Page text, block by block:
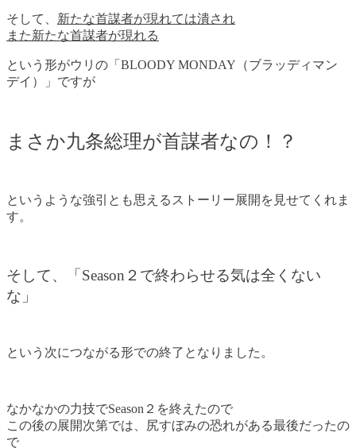
そして、 新たな首謀者が現れては潰され
また新たな首謀者が現れる
という形がウリの「BLOODY MONDAY（ブラッディマン
デイ）」ですが
まさか九条総理が首謀者なの！？
というような強引とも思えるストーリー展開を見せてくれま
す。
そして、「Season２で終わらせる気は全くない
な」
という次につながる形での終了となりました。
なかなかの力技でSeason２を終えたので
この後の展開次第では、尻すぼみの恐れがある最後だったの
で